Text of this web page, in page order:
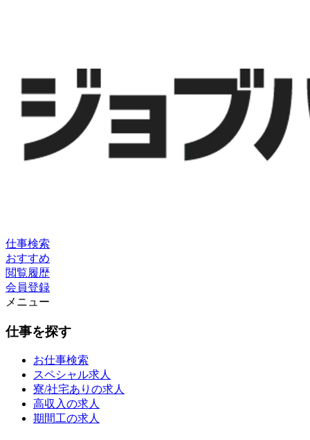
仕事検索
おすすめ
閲覧履歴
会員登録
メニュー
仕事を探す
お仕事検索
スペシャル求人
寮/社宅ありの求人
高収入の求人
期間工の求人